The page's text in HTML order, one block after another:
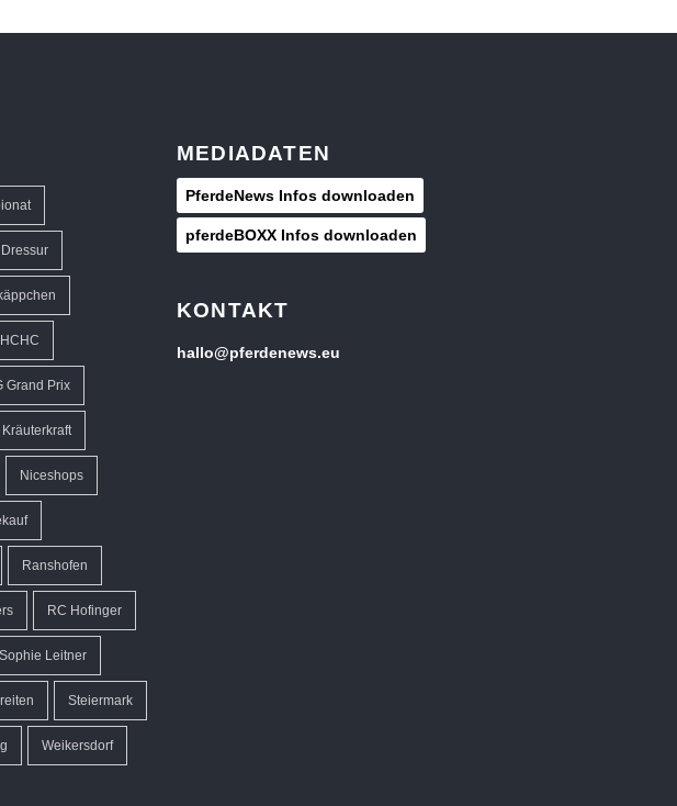
Dressur
HCHC
Grand Prix
Kräuterkraft
Niceshops
Ranshofen
RC Hofinger
Sophie Leitner
Steiermark
Weikersdorf
MEDIADATEN
PferdeNews Infos downloaden
pferdeBOXX Infos downloaden
KONTAKT
hallo@pferdenews.eu